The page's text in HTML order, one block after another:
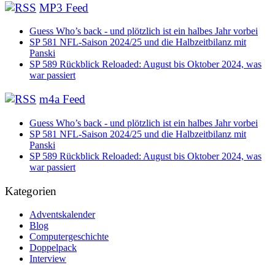
MP3 Feed
Guess Who’s back - und plötzlich ist ein halbes Jahr vorbei
SP 581 NFL-Saison 2024/25 und die Halbzeitbilanz mit
Panski
SP 589 Rückblick Reloaded: August bis Oktober 2024, was
war passiert
m4a Feed
Guess Who’s back - und plötzlich ist ein halbes Jahr vorbei
SP 581 NFL-Saison 2024/25 und die Halbzeitbilanz mit
Panski
SP 589 Rückblick Reloaded: August bis Oktober 2024, was
war passiert
Kategorien
Adventskalender
Blog
Computergeschichte
Doppelpack
Interview